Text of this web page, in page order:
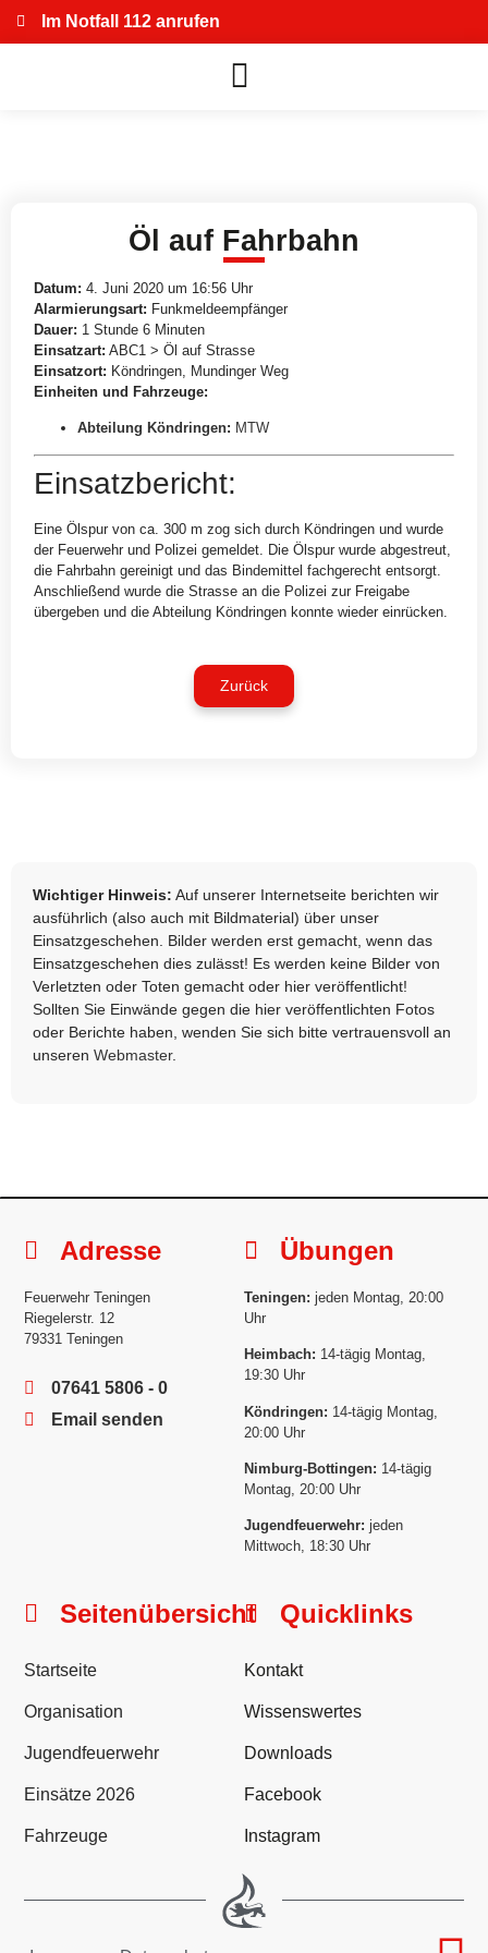
Im Notfall 112 anrufen
Öl auf Fahrbahn
Datum: 4. Juni 2020 um 16:56 Uhr
Alarmierungsart: Funkmeldeempfänger
Dauer: 1 Stunde 6 Minuten
Einsatzart: ABC1 > Öl auf Strasse
Einsatzort: Köndringen, Mundinger Weg
Einheiten und Fahrzeuge:
Abteilung Köndringen: MTW
Einsatzbericht:
Eine Ölspur von ca. 300 m zog sich durch Köndringen und wurde
der Feuerwehr und Polizei gemeldet. Die Ölspur wurde abgestreut,
die Fahrbahn gereinigt und das Bindemittel fachgerecht entsorgt.
Anschließend wurde die Strasse an die Polizei zur Freigabe
übergeben und die Abteilung Köndringen konnte wieder einrücken.
Zurück
Wichtiger Hinweis: Auf unserer Internetseite berichten wir
ausführlich (also auch mit Bildmaterial) über unser
Einsatzgeschehen. Bilder werden erst gemacht, wenn das
Einsatzgeschehen dies zulässt! Es werden keine Bilder von
Verletzten oder Toten gemacht oder hier veröffentlicht!
Sollten Sie Einwände gegen die hier veröffentlichten Fotos
oder Berichte haben, wenden Sie sich bitte vertrauensvoll an
unseren Webmaster.
Adresse
Feuerwehr Teningen
Riegelerstr. 12
79331 Teningen
07641 5806 - 0
Email senden
Übungen
Teningen: jeden Montag, 20:00
Uhr
Heimbach: 14-tägig Montag,
19:30 Uhr
Köndringen: 14-tägig Montag,
20:00 Uhr
Nimburg-Bottingen: 14-tägig
Montag, 20:00 Uhr
Jugendfeuerwehr: jeden
Mittwoch, 18:30 Uhr
Seitenübersicht
Startseite
Organisation
Jugendfeuerwehr
Einsätze 2026
Fahrzeuge
Quicklinks
Kontakt
Wissenswertes
Downloads
Facebook
Instagram